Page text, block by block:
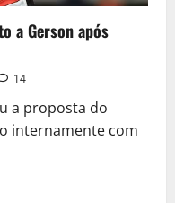
a Gerson após
14
a proposta do
internamente com